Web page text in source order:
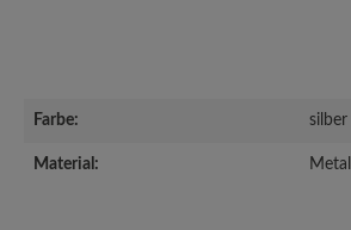
Farbe: silber
Material: Metall